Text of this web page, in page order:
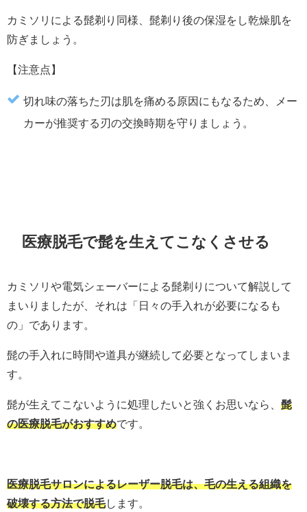
カミソリによる髭剃り同様、髭剃り後の保湿をし乾燥肌を
防ぎましょう。
【注意点】
切れ味の落ちた刃は肌を痛める原因にもなるため、メー
カーが推奨する刃の交換時期を守りましょう。
医療脱毛で髭を生えてこなくさせる
カミソリや電気シェーバーによる髭剃りについて解説して
まいりましたが、それは「日々の手入れが必要になるも
の」であります。
髭の手入れに時間や道具が継続して必要となってしまいま
す。
髭が生えてこないように処理したいと強くお思いなら、 髭
の医療脱毛がおすすめです。
医療脱毛サロンによるレーザー脱毛は、毛の生える組織を
破壊する方法で脱毛します。